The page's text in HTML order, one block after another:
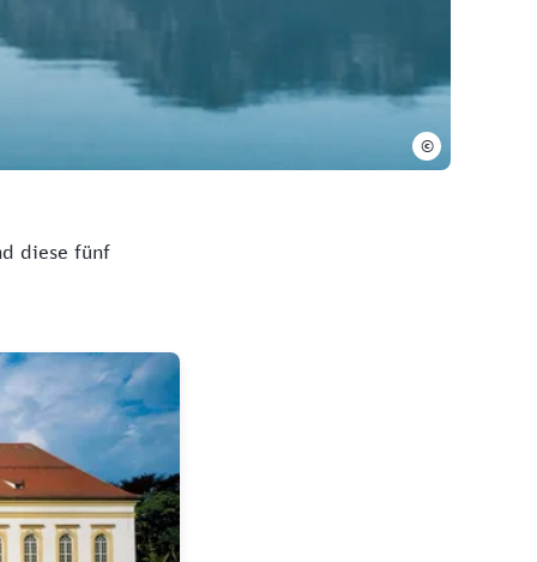
©
diese fünf